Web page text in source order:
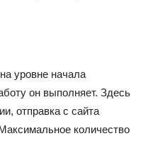
уровне начала
он выполняет. Здесь
отправка с сайта
количество